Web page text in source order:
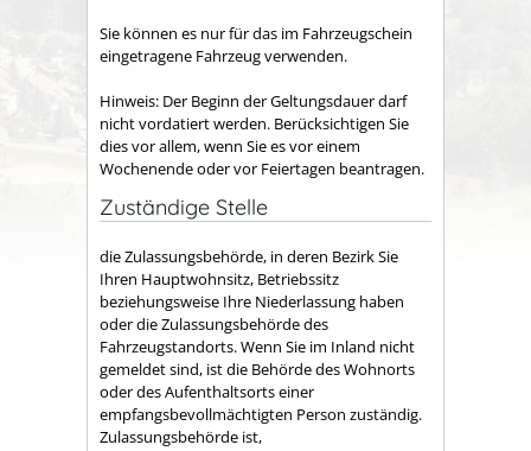
Sie können es nur für das im Fahrzeugschein
eingetragene Fahrzeug verwenden.
Hinweis: Der Beginn der Geltungsdauer darf
nicht vordatiert werden. Berücksichtigen Sie
dies vor allem, wenn Sie es vor einem
Wochenende oder vor Feiertagen beantragen.
Zuständige Stelle
die Zulassungsbehörde, in deren Bezirk Sie
Ihren Hauptwohnsitz, Betriebssitz
beziehungsweise Ihre Niederlassung haben
oder die Zulassungsbehörde des
Fahrzeugstandorts. Wenn Sie im Inland nicht
gemeldet sind, ist die Behörde des Wohnorts
oder des Aufenthaltsorts einer
empfangsbevollmächtigten Person zuständig.
Zulassungsbehörde ist,